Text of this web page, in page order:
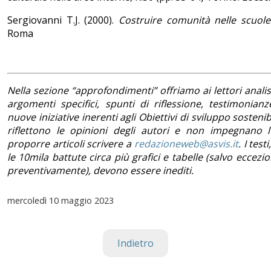
Sergiovanni T.J. (2000). Costruire comunità nelle scuole
Roma
Nella sezione “approfondimenti” offriamo ai lettori
argomenti specifici, spunti di riflessione,
nuove iniziative inerenti agli Obiettivi di sviluppo
riflettono le opinioni degli autori e non impegnano
proporre articoli scrivere a redazioneweb@asvis.it. I
le 10mila battute circa più grafici e tabelle (salvo
preventivamente), devono essere inediti.
mercoledì 10 maggio 2023
Indietro